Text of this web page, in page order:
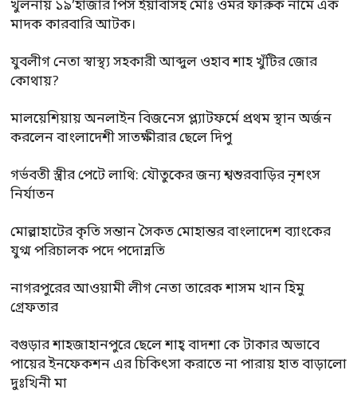
খুলনায় ১৯’হাজার পিস ইয়াবাসহ মোঃ ওমর ফারুক নামে এক
মাদক কারবারি আটক।
যুবলীগ নেতা স্বাস্থ্য সহকারী আব্দুল ওহাব শাহ খুঁটির জোর
কোথায়?
মালয়েশিয়ায় অনলাইন বিজনেস প্ল্যাটফর্মে প্রথম স্থান অর্জন
করলেন বাংলাদেশী সাতক্ষীরার ছেলে দিপু
গর্ভবতী স্ত্রীর পেটে লাথি: যৌতুকের জন্য শ্বশুরবাড়ির নৃশংস
নির্যাতন
মোল্লাহাটের কৃতি সন্তান সৈকত মোহান্তর বাংলাদেশ ব্যাংকের
যুগ্ম পরিচালক পদে পদোন্নতি
নাগরপুরের আওয়ামী লীগ নেতা তারেক শাসম খান হিমু
গ্রেফতার
বগুড়ার শাহজাহানপুরে ছেলে শাহ্ বাদশা কে টাকার অভাবে
পায়ের ইনফেকশন এর চিকিৎসা করাতে না পারায় হাত বাড়ালো
দুঃখিনী মা